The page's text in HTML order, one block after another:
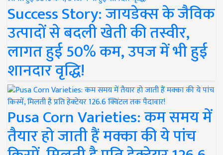
Success Story: जायडेक्स के जैविक
उत्पादों से बदली खेती की तस्वीर,
लागत हुई 50% कम, उपज में भी हुई
शानदार वृद्धि!
Pusa Corn Varieties: कम समय में
तैयार हो जाती हैं मक्का की ये पांच